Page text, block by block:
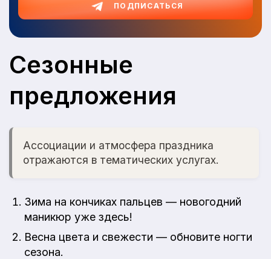
ПОДПИСАТЬСЯ
Сезонные
предложения
Ассоциации и атмосфера праздника
отражаются в тематических услугах.
Зима на кончиках пальцев — новогодний
маникюр уже здесь!
Весна цвета и свежести — обновите ногти
сезона.